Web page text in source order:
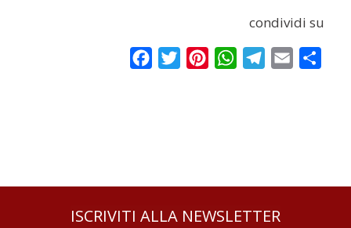
condividi su
FacebookTwitterPinterestWhatsAppTelegram
Email
ISCRIVITI ALLA NEWSLETTER